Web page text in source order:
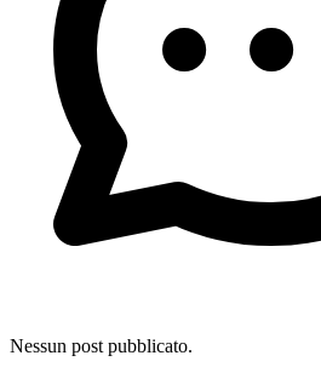
Nessun post pubblicato.